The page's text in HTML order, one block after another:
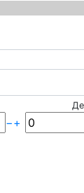
−+